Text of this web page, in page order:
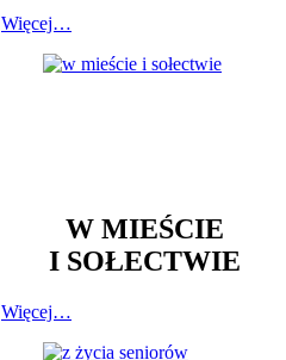
Więcej…
W MIEŚCIE
I SOŁECTWIE
Więcej…